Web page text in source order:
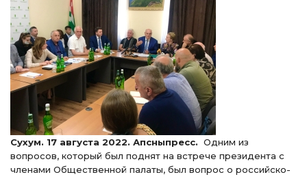
Сухум. 17 августа 2022. Апсныпресс. Одним из
вопросов, который был поднят на встрече президента с
членами Общественной палаты, был вопрос о российско-